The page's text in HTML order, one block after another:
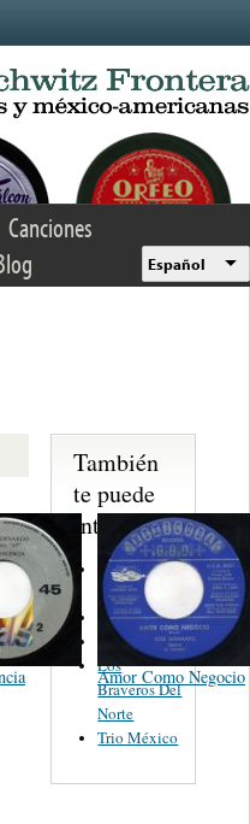
Canciones
Español
Amor Como Negocio
También
te puede
interesar...
Luis
González
Las Vecinas
Tiny Morrie
Los
Braveros Del
Norte
Trio México